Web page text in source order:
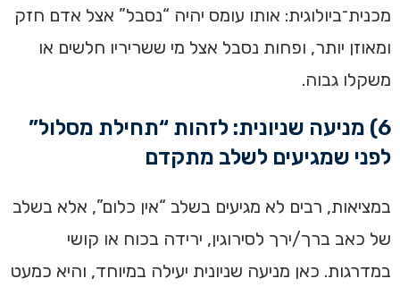
מכנית־ביולוגית: אותו עומס יהיה “נסבל” אצל אדם חזק
ומאוזן יותר, ופחות נסבל אצל מי ששריריו חלשים או
משקלו גבוה.
6) מניעה שניונית: לזהות “תחילת מסלול”
לפני שמגיעים לשלב מתקדם
במציאות, רבים לא מגיעים בשלב “אין כלום”, אלא בשלב
של כאב ברך/ירך לסירוגין, ירידה בכוח או קושי
במדרגות. כאן מניעה שניונית יעילה במיוחד, והיא כמעט